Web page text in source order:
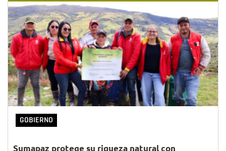
GOBIERNO
Sumapaz protege su riqueza natural con